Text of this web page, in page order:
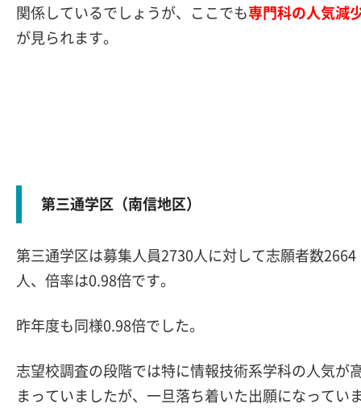
関係しているでしょうが、ここでも専門科の人気減
が見られます。
第三通学区（南信地区）
第三通学区は募集人員2730人に対して志願者数2664
人、倍率は0.98倍です。
昨年度も同様0.98倍でした。
志望校調査の段階では特に情報技術系学科の人気が
まっていましたが、一旦落ち着いた出願になってい